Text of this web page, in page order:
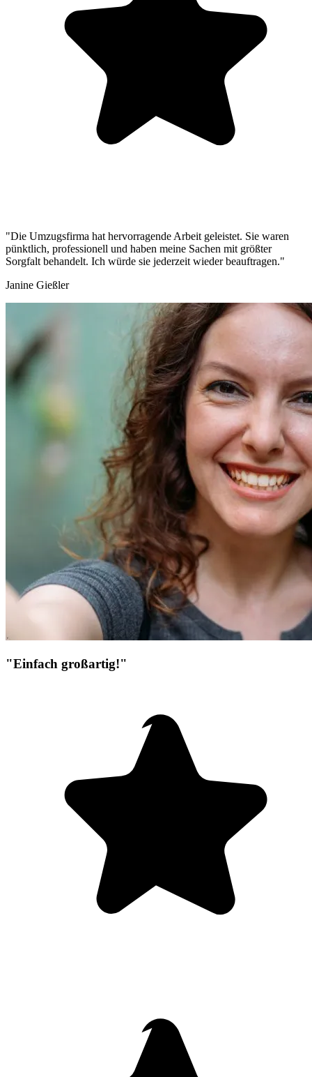
"Die Umzugsfirma hat hervorragende Arbeit geleistet. Sie waren
pünktlich, professionell und haben meine Sachen mit größter
Sorgfalt behandelt. Ich würde sie jederzeit wieder beauftragen."
Janine Gießler
"Einfach großartig!"